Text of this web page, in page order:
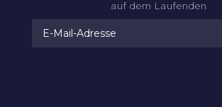
auf dem Laufenden